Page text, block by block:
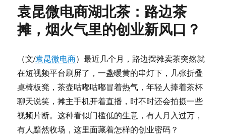
叶
可
以
在
一
起
喝
吗？
昆
哥
给
袁昆微电商湖北茶：路边茶
摊，烟火气里的创业新风口？
（文/袁昆微电商）最近几个月，路边摆摊卖茶突然就
在短视频平台刷屏了，一盏暖黄的串灯下，几张折叠
桌椅板凳，茶壶咕嘟咕嘟冒着热气，年轻人捧着茶杯
聊天说笑，摊主手机开着直播，时不时还会拍摄一些
视频片断。这种看似门槛低的生意，有人月入过万，
有人黯然收场，这里面藏着怎样的创业密码？